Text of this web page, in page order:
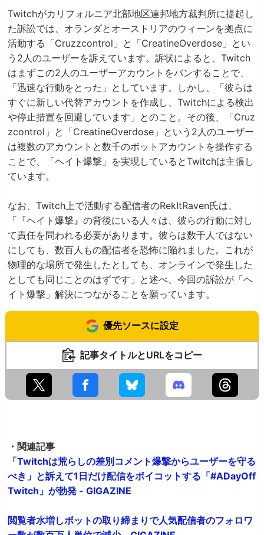
Twitchがカリフォルニア北部地区連邦地方裁判所に提起し
た訴訟では、オランダとオーストリアのウィーンを拠点に
活動する「Cruzzcontrol」と「CreatineOverdose」とい
う2人のユーザーを訴えています。訴状によると、Twitch
はまずこの2人のユーザーアカウントをバンすることで、
「迅速な行動をとった」としています。しかし、「彼らは
すぐに新しい代替アカウントを作成し、Twitchによる検出
や停止措置を回避しています」とのこと。その後、「Cruz
zcontrol」と「CreatineOverdose」という2人のユーザー
は複数のアカウントと数千のボットアカウントを操作する
ことで、「ヘイト爆撃」を実現しているとTwitchは主張し
ています。
なお、Twitch上で活動する配信者のRekItRaven氏は、
「『ヘイト爆撃』の背後にいる人々は、彼らの行動に対し
て責任を問われる必要があります。彼らは数千人ではない
にしても、数百人もの配信者を恐怖に陥れました。これが
物理的な場所で発生したとしても、オンラインで発生した
としても同じことのはずです」と述べ、今回の訴訟が「ヘ
イト爆撃」解決につながることを願っています。
優先ソースに設定
記事タイトルとURLをコピー
・関連記事
「Twitchは荒らしの差別コメント爆撃からユーザーを守る
べき」と訴えて1日だけ配信をボイコットする「#ADayOff
Twitch」が勃発 - GIGAZINE
閲覧者水増しボットの取り締まりで人気配信者のフォロワ